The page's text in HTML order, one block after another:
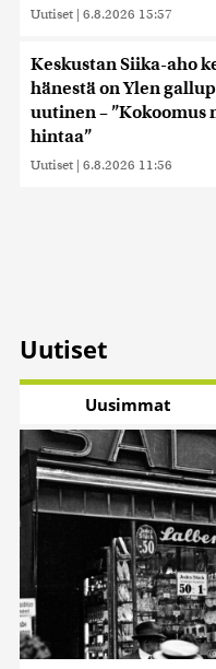
Uutiset | 6.8.2026 15:57
Keskustan Siika-aho
hänestä on Ylen
uutinen – ”Kokoomus
hintaa”
Uutiset | 6.8.2026 11:56
Uutiset
Uusimmat